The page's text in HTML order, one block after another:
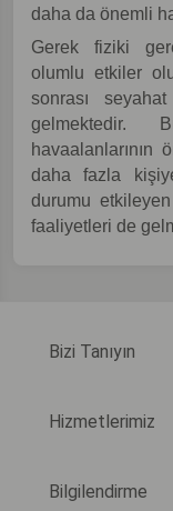
daha da önemli
Gerek fiziki
olumlu etkiler
sonrası
gelmektedir.
havaalanlarının
daha fazla
durumu
faaliyetleri de
Bizi Tanıyın
Hizmetlerimiz
Bilgilendirme